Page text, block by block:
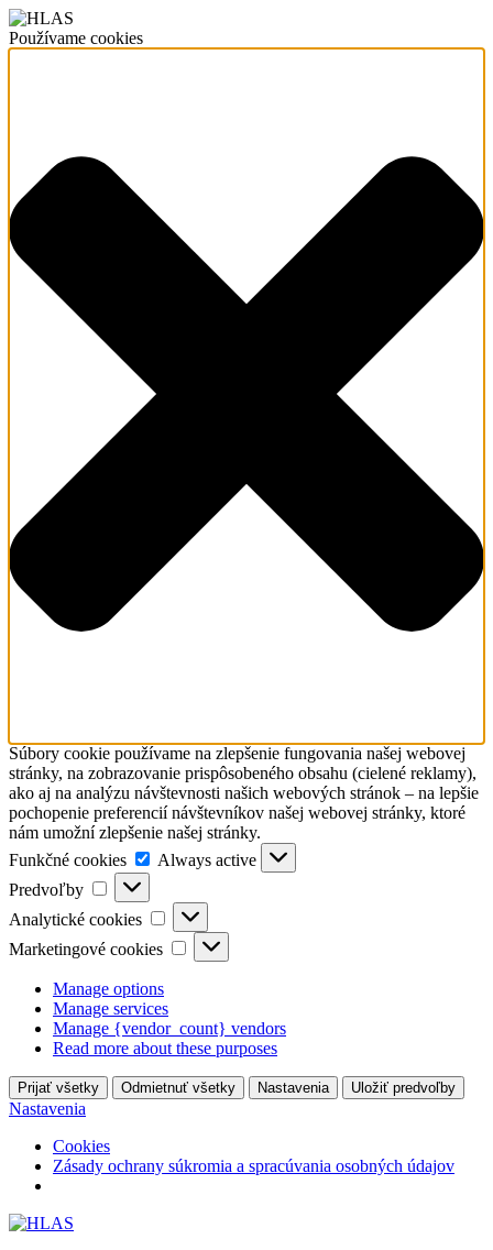
Používame cookies
Súbory cookie používame na zlepšenie fungovania našej webovej
stránky, na zobrazovanie prispôsobeného obsahu (cielené reklamy),
ako aj na analýzu návštevnosti našich webových stránok – na lepšie
pochopenie preferencií návštevníkov našej webovej stránky, ktoré
nám umožní zlepšenie našej stránky.
Funkčné cookies
Funkčné
cookies
Always active
Predvoľby
Predvoľby
Analytické cookies
Analytické
cookies
Marketingové cookies
Marketingové
cookies
Manage options
Manage services
Manage {vendor_count} vendors
Read more about these purposes
Prijať všetky Odmietnuť všetky Nastavenia Uložiť predvoľby
Nastavenia
Cookies
Zásady ochrany súkromia a spracúvania osobných údajov